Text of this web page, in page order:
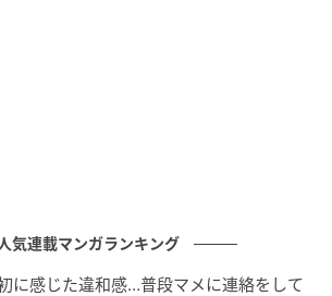
人気連載マンガランキング
に感じた違和感…普段マメに連絡をして